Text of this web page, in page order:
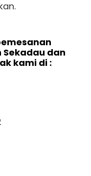
Sekadau dan
kami di :